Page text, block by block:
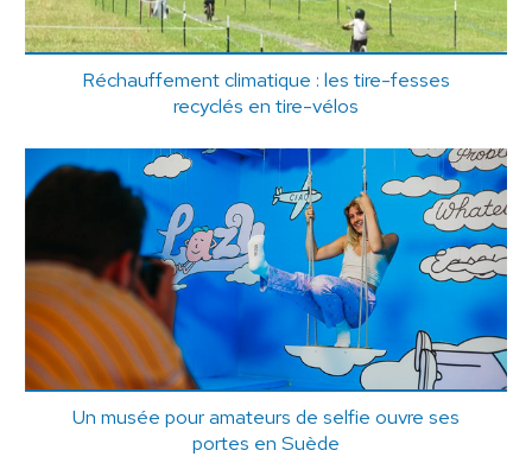
Réchauffement climatique : les tire-fesses
recyclés en tire-vélos
Un musée pour amateurs de selfie ouvre ses
portes en Suède